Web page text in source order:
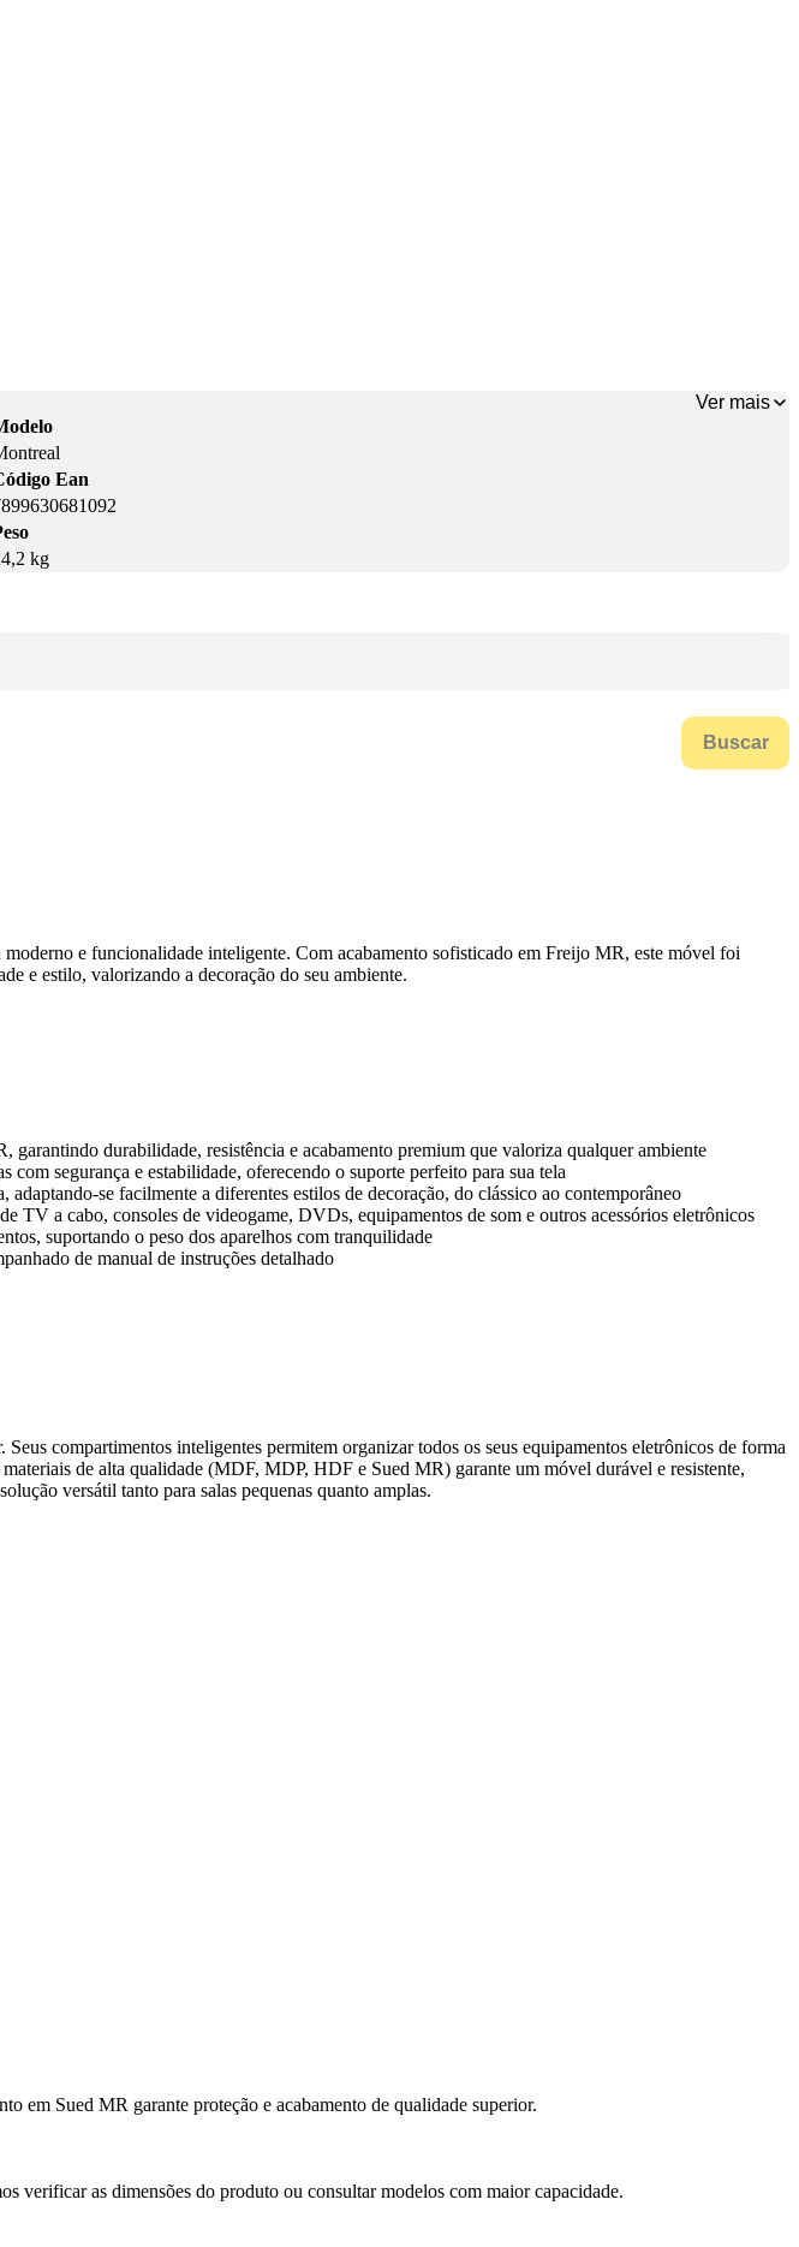
Ver mais
Ean
kg
Buscar
e funcionalidade inteligente. Com acabamento sofisticado em Freijo MR, este móvel foi
e estilo, valorizando a decoração do seu ambiente.
durabilidade, resistência e acabamento premium que valoriza qualquer ambiente
com segurança e estabilidade, oferecendo o suporte perfeito para sua tela
se facilmente a diferentes estilos de decoração, do clássico ao contemporâneo
TV a cabo, consoles de videogame, DVDs, equipamentos de som e outros acessórios eletrônicos
suportando o peso dos aparelhos com tranquilidade
de manual de instruções detalhado
compartimentos inteligentes permitem organizar todos os seus equipamentos eletrônicos de forma
de alta qualidade (MDF, MDP, HDF e Sued MR) garante um móvel durável e resistente,
versátil tanto para salas pequenas quanto amplas.
em Sued MR garante proteção e acabamento de qualidade superior.
verificar as dimensões do produto ou consultar modelos com maior capacidade.